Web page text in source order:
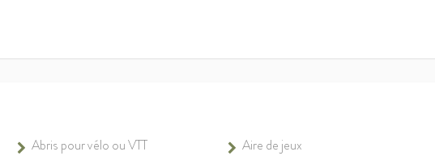
Abris pour vélo ou VTT
Aire de jeux